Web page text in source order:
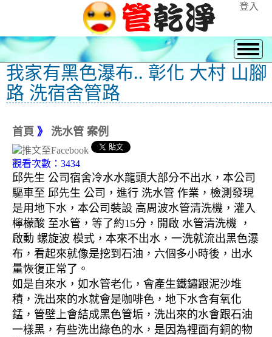
登入
我家有黑色瀑布.. 彰化 大村 山腳
路 洗宿舍管路
首頁 》 洗水管 案例
觀看次數：3434
邱先生 公司宿舍冷水水龍頭大部分不出水，本公司
驅車至 邱先生 公司，進行 洗水管 作業，檢測發現
是用地下水，本公司裝設 高周波水管清洗機，灌入
檸檬酸 至水管，等了約15分，開啟 水管清洗機 ，
啟動 螺旋波 模式，本來不出水，一洗就流出黑色瀑
布，看起來就像是挖到石油，六個多小時後，出水
量恢復正常了。
如是自來水，如水管老化，會產生鐵鏽跟泥沙堆
積，洗出來的水就會是咖啡色，地下水含有氧化
錳，管壁上會結成黑色管垢，洗出來的水會跟石油
一樣黑，有些洗出綠色的水，是因為裡面有銅的物